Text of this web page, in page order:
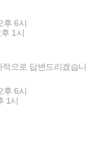
후 6시
1시
으로 답변드리겠습니
후 6시
1시